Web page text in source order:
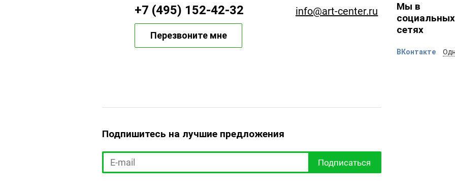
+7 (495) 152-42-32
Перезвоните мне
info@art-center.ru
Подпишитесь на лучшие предложения
Подписаться
Мы в
социальных
сетях
ВКонтакте